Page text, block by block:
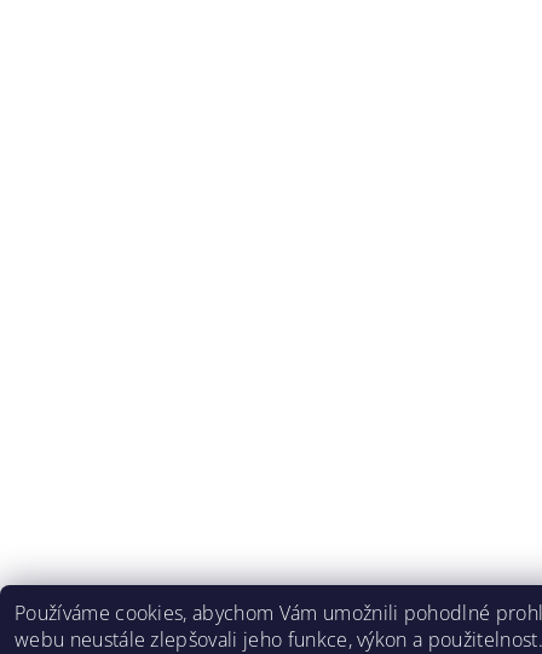
Používáme cookies, abychom Vám umožnili pohodlné
webu neustále zlepšovali jeho funkce, výkon a